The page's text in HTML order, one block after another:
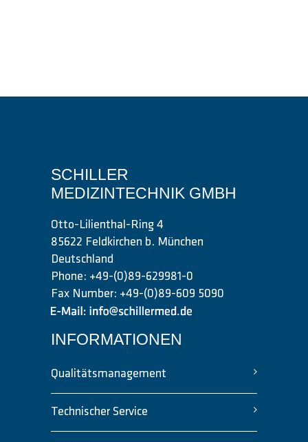
SCHILLER
MEDIZINTECHNIK GMBH
Otto-Lilienthal-Ring 4
85622 Feldkirchen b. München
Deutschland
Phone: +49-(0)89-629981-0
Fax Number: +49-(0)89-609 5090
INFORMATIONEN
Qualitätsmanagement
Technischer Service